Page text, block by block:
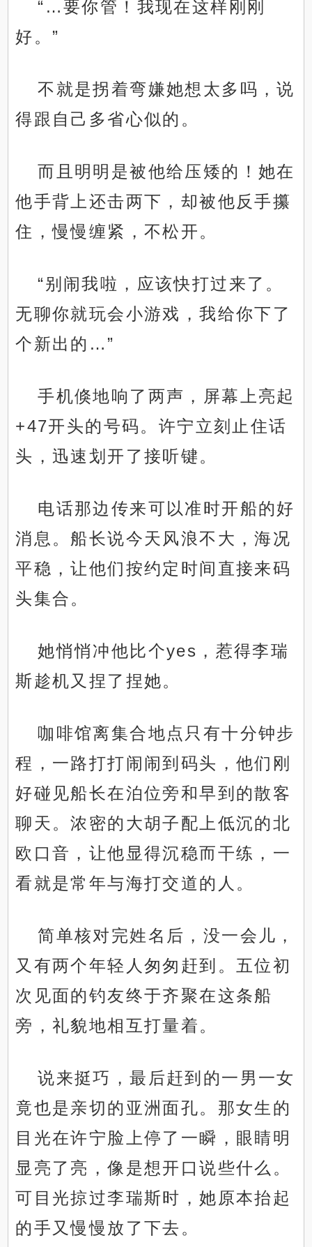
“…要你管！我现在这样刚刚
好。”
不就是拐着弯嫌她想太多吗，说
得跟自己多省心似的。
而且明明是被他给压矮的！她在
他手背上还击两下，却被他反手攥
住，慢慢缠紧，不松开。
“别闹我啦，应该快打过来了。
无聊你就玩会小游戏，我给你下了
个新出的…”
手机倏地响了两声，屏幕上亮起
+47开头的号码。许宁立刻止住话
头，迅速划开了接听键。
电话那边传来可以准时开船的好
消息。船长说今天风浪不大，海况
平稳，让他们按约定时间直接来码
头集合。
她悄悄冲他比个yes，惹得李瑞
斯趁机又捏了捏她。
咖啡馆离集合地点只有十分钟步
程，一路打打闹闹到码头，他们刚
好碰见船长在泊位旁和早到的散客
聊天。浓密的大胡子配上低沉的北
欧口音，让他显得沉稳而干练，一
看就是常年与海打交道的人。
简单核对完姓名后，没一会儿，
又有两个年轻人匆匆赶到。五位初
次见面的钓友终于齐聚在这条船
旁，礼貌地相互打量着。
说来挺巧，最后赶到的一男一女
竟也是亲切的亚洲面孔。那女生的
目光在许宁脸上停了一瞬，眼睛明
显亮了亮，像是想开口说些什么。
可目光掠过李瑞斯时，她原本抬起
的手又慢慢放了下去。